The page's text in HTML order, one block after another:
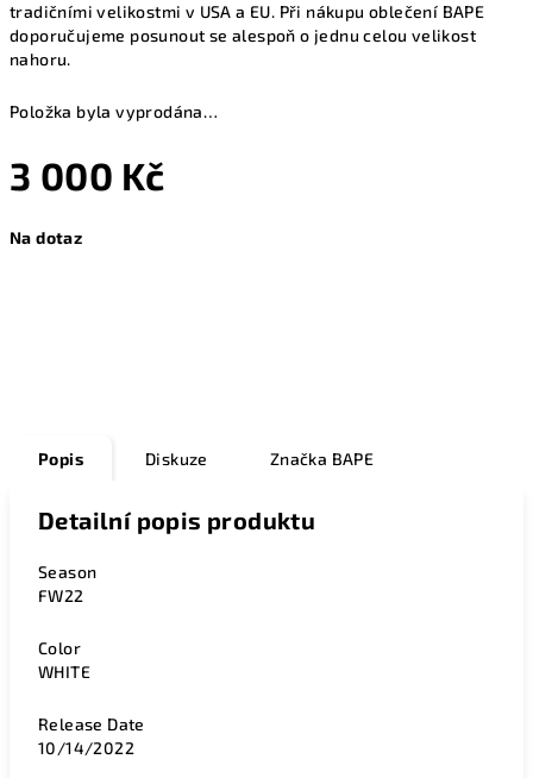
tradičními velikostmi v USA a EU. Při nákupu oblečení BAPE
doporučujeme posunout se alespoň o jednu celou velikost
nahoru.
Položka byla vyprodána…
3 000 Kč
cena:
Na dotaz
Popis Diskuze Značka BAPE
Detailní popis produktu
Season
FW22
Color
WHITE
Release Date
10/14/2022